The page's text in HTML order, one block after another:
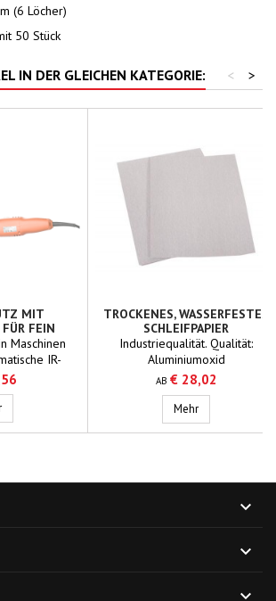
(6 Löcher)
50 Stück
IN DER GLEICHEN KATEGORIE: >
<
MIT
FÜR FEIN
Maschinen
IR-
Staubschutz
für eine
ist
aus
wodurch
Staubschutz mit Absaugdüse für Fein Maschinen
TROCKENES, WASSERFESTES
SCHLEIFPAPIER
Industriequalität. Qualität:
Aluminiumoxid
AB € 28,02
MehrTrockenes,


